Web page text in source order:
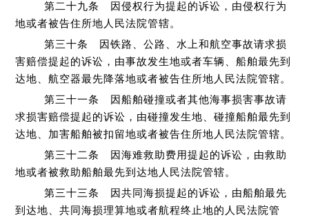
第二十九条 因侵权行为提起的诉讼，由侵权行为
地或者被告住所地人民法院管辖。
第三十条 因铁路、公路、水上和航空事故请求损
害赔偿提起的诉讼，由事故发生地或者车辆、船舶最先到
达地、航空器最先降落地或者被告住所地人民法院管辖。
第三十一条 因船舶碰撞或者其他海事损害事故请
求损害赔偿提起的诉讼，由碰撞发生地、碰撞船舶最先到
达地、加害船舶被扣留地或者被告住所地人民法院管辖。
第三十二条 因海难救助费用提起的诉讼，由救助
地或者被救助船舶最先到达地人民法院管辖。
第三十三条 因共同海损提起的诉讼，由船舶最先
到达地、共同海损理算地或者航程终止地的人民法院管